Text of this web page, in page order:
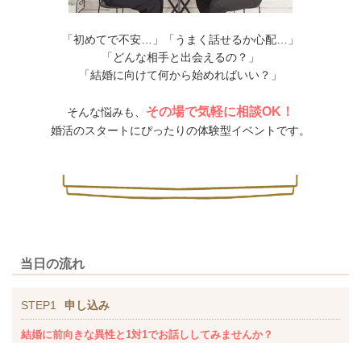
「初めてで不安…」「うまく話せるか心配…」
「どんな相手と出会えるの？」
「結婚に向けて何から始めればいい？」
そんな悩みも、 その場で気軽に相談OK！
婚活のスタートにぴったりの体験型イベントです。
当日の流れ
STEP1 申し込み
結婚に前向きな異性と1対1でお話ししてみませんか？